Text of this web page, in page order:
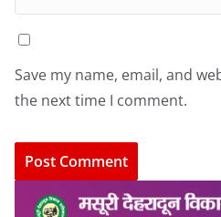
Save my name, email, and
the next time I comment.